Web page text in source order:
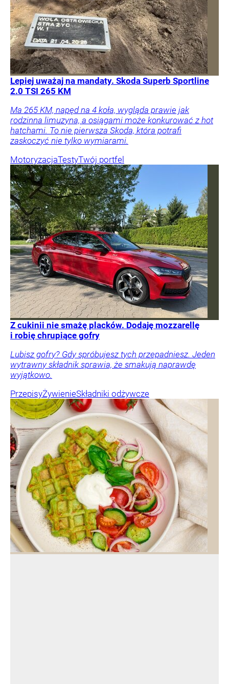
Lepiej uważaj na mandaty. Skoda Superb Sportline
2.0 TSI 265 KM
Ma 265 KM, napęd na 4 koła, wygląda prawie jak
rodzinna limuzyna, a osiągami może konkurować z hot
hatchami. To nie pierwsza Skoda, która potrafi
zaskoczyć nie tylko wymiarami.
MotoryzacjaTestyTwój portfel
Z cukinii nie smażę placków. Dodaję mozzarellę
i robię chrupiące gofry
Lubisz gofry? Gdy spróbujesz tych przepadniesz. Jeden
wytrawny składnik sprawia, że smakują naprawdę
wyjątkowo.
PrzepisyŻywienieSkładniki odżywcze